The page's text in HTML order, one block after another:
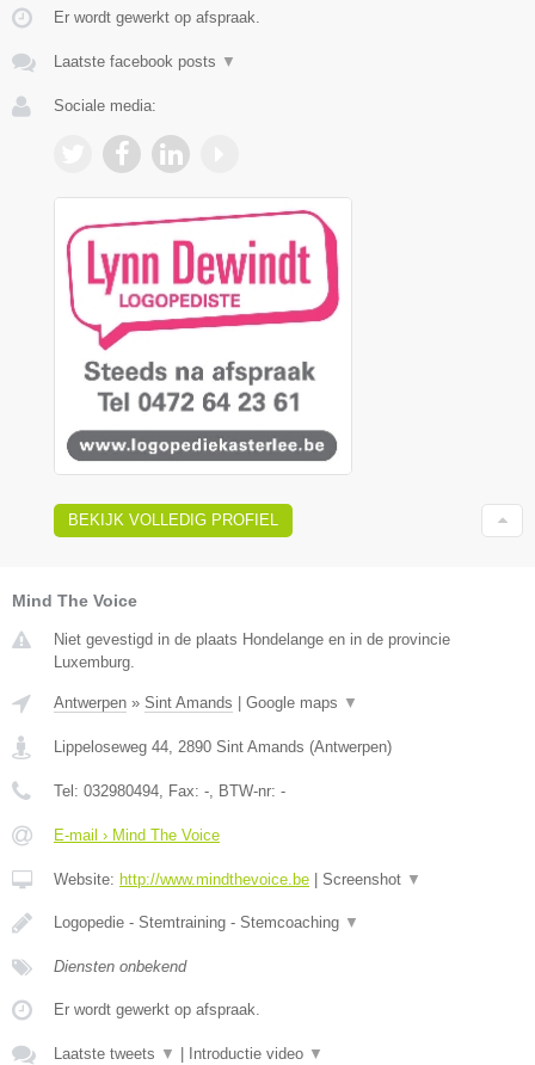
Er wordt gewerkt op afspraak.
Laatste facebook posts ▼
Sociale media:
BEKIJK VOLLEDIG PROFIEL
Mind The Voice
Niet gevestigd in de plaats Hondelange en in de provincie
Luxemburg.
Antwerpen » Sint Amands Google maps ▼
Lippeloseweg 44, 2890 Sint Amands (Antwerpen)
Tel: 032980494, Fax: -, BTW-nr: -
E-mail › Mind The Voice
Website: http://www.mindthevoice.be Screenshot ▼
Logopedie - Stemtraining - Stemcoaching ▼
Diensten onbekend
Er wordt gewerkt op afspraak.
Laatste tweets ▼ Introductie video ▼